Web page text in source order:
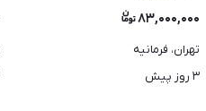
۸۳,۰۰۰,۰۰۰
تهران، فرمانیه
۳ روز پیش